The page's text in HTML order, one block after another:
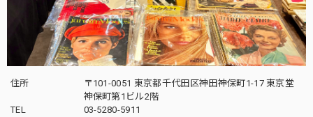
住所
〒101-0051 東京都千代田区神田神保町1-17 東京堂
神保町第1ビル2階
TEL
03-5280-5911